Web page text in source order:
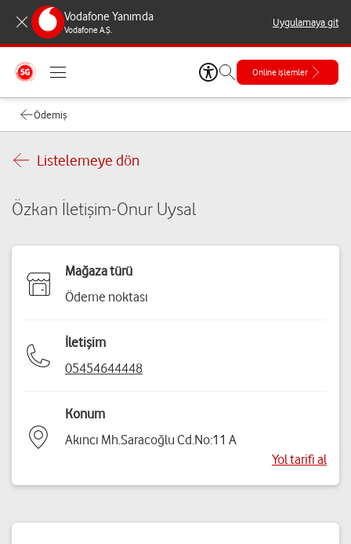
Vodafone Yanımda
Vodafone A.Ş.
Uygulamaya git
Online işlemler
Ödemiş
Listelemeye dön
Özkan İletişim-Onur Uysal
Mağaza türü
Ödeme noktası
İletişim
05454644448
Konum
Akıncı Mh.Saracoğlu Cd.No:11 A
Yol tarifi al